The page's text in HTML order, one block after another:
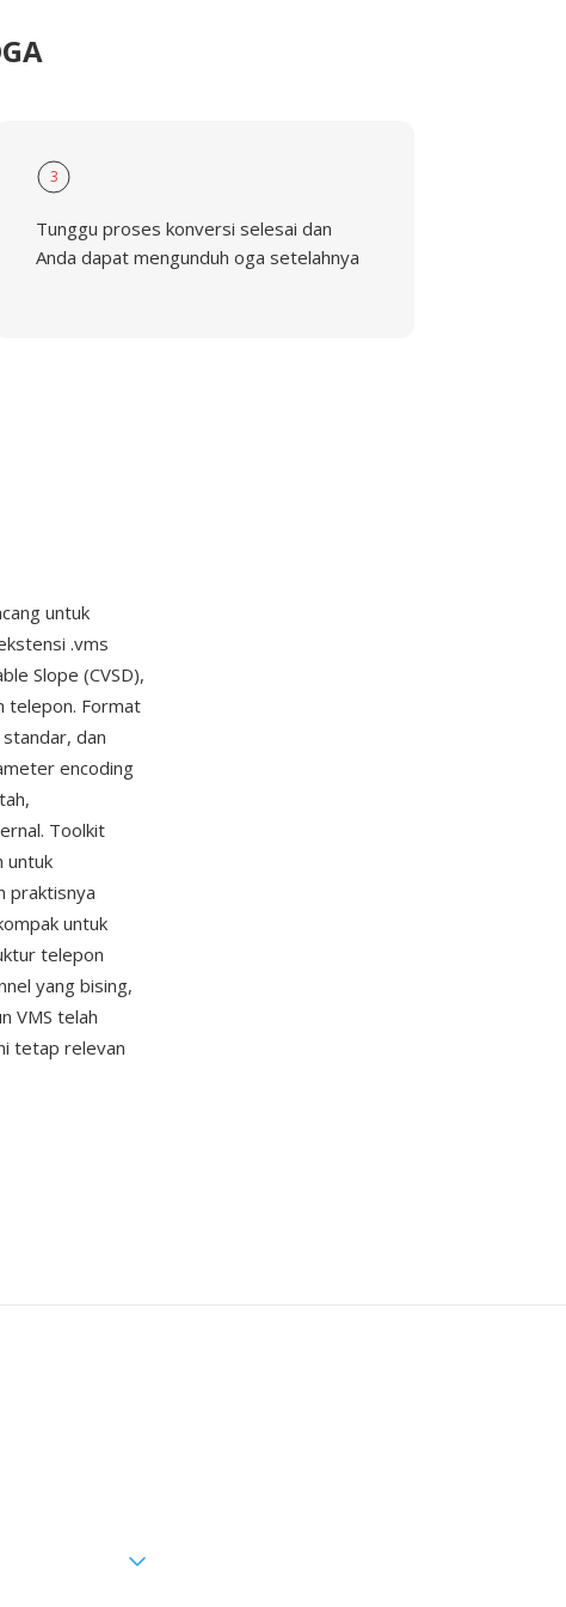
3
Tunggu proses konversi selesai dan
Anda dapat mengunduh oga setelahnya
untuk
.vms
Slope (CVSD),
telepon. Format
dan
encoding
Toolkit
untuk
praktisnya
untuk
telepon
yang bising,
VMS telah
tetap relevan